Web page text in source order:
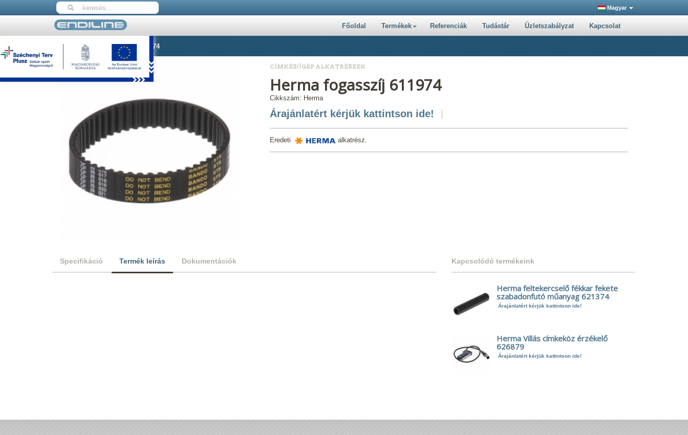
Magyar
Főoldal Termékek Referenciák Tudástár Üzletszabályzat Kapcsolat
Nyitólap Herma fogasszíj 611974
CÍMKÉZŐGÉP ALKATRÉSZEK
Herma fogasszíj 611974
Cikkszám: Herma
Árajánlatért kérjük kattintson ide!
Eredeti alkatrész.
Specifikáció Termék leírás Dokumentációk Kapcsolódó termékeink
Herma feltekercselő fékkar fekete
szabadonfutó műanyag 621374
Árajánlatért kérjük kattintson ide!
Herma Villás címkeköz érzékelő
626879
Árajánlatért kérjük kattintson ide!